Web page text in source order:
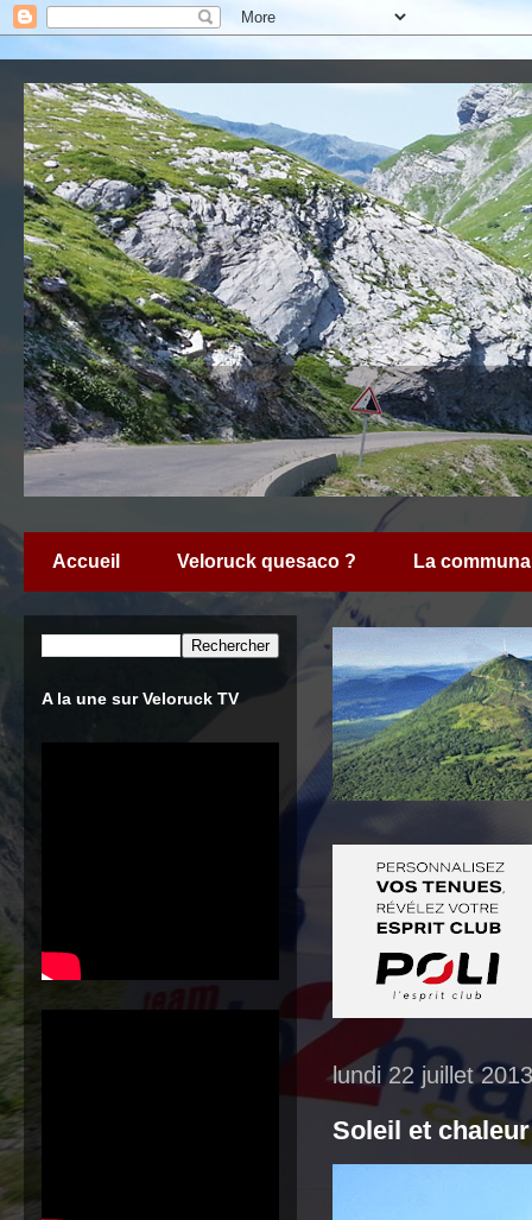
Accueil Veloruck quesaco ? La
lundi 22 juillet 2013
Soleil et
A la une sur Veloruck TV